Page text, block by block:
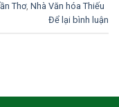
Thơ, Nhà Văn hóa Thiếu
Để lại bình luận